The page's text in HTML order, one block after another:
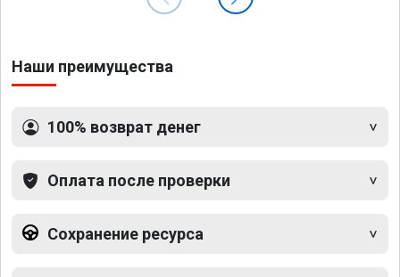
Наши преимущества
100% возврат денег
Оплата после проверки
Сохранение ресурса